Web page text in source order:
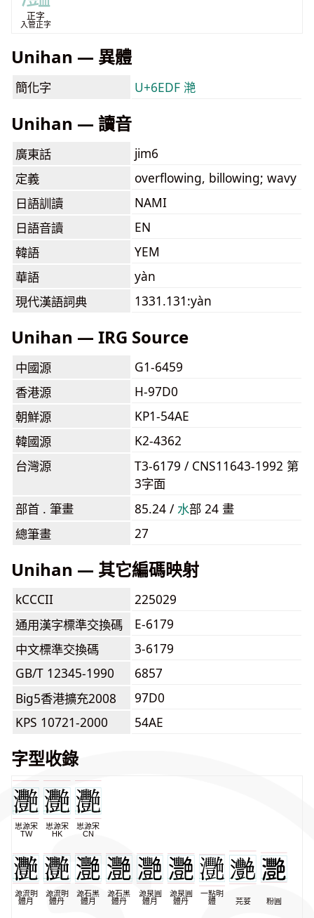
正字
入管正字
Unihan — 異體
簡化字 U+6EDF 滟
Unihan — 讀音
廣東話
jim6
定義
overflowing, billowing; wavy
日語訓讀
NAMI
日語音讀
EN
韓語
YEM
華語
yàn
現代漢語詞典
1331.131:yàn
Unihan — IRG Source
中國源
G1-6459
香港源
H-97D0
朝鮮源
KP1-54AE
韓國源
K2-4362
台灣源
T3-6179 / CNS11643-1992 第
3字面
部首 . 筆畫
85.24 /⽔部 24 畫
總筆畫
27
Unihan — 其它編碼映射
kCCCII
225029
通用漢字標準交換碼
E-6179
中文標準交換碼
3-6179
GB/T 12345-1990
6857
Big5香港擴充2008
97D0
KPS 10721-2000
54AE
字型收錄
思源宋
TW
思源宋
HK
思源宋
CN
源流明
體月
源流明
體丹
源石黑
體月
源石黑
體丹
源泉圓
體月
源泉圓
體丹
一點明
體
芫荽 粉圓